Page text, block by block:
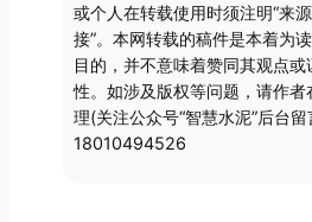
或个人在转载使用时须注明“来
接”。本网转载的稿件是本着为
目的，并不意味着赞同其观点
性。如涉及版权等问题，请作者
理(关注公众号“智慧水泥”后台留
18010494526